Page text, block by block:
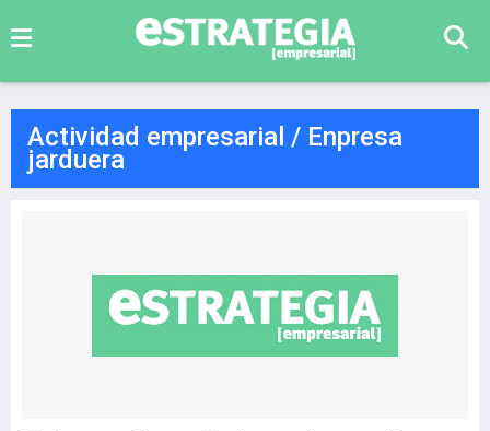
Actividad empresarial / Enpresa
jarduera